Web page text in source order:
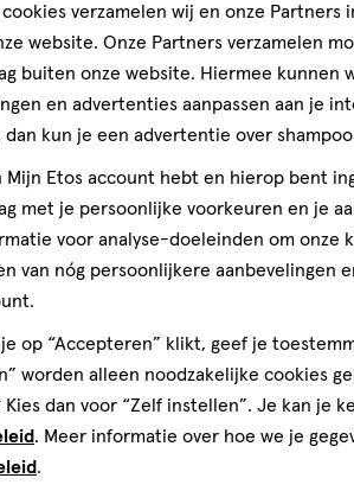
Sensitive Lotion 200 ML
Uitverkocht
Uitverkocht
Gratisbezorging vanaf €35
verzamelen wij en onze
website. Onze Partners verzamelen
buiten onze website. Hiermee kunnen
en advertenties aanpassen aan je
dan kun je een advertentie over
Mijn Etos account hebt en hierop bent
met je persoonlijke voorkeuren en je
voor analyse-doeleinden om onze
van nóg persoonlijkere aanbevelingen
op “Accepteren” klikt, geef je
worden alleen noodzakelijke cookies
Kies dan voor “Zelf instellen”. Je kan je
. Meer informatie over hoe we je
.